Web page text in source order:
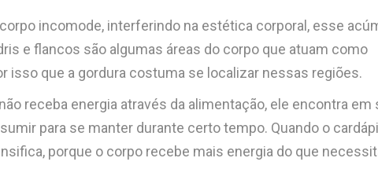
incomode, interferindo na estética corporal, esse
e flancos são algumas áreas do corpo que atuam como
isso que a gordura costuma se localizar nessas regiões.
receba energia através da alimentação, ele encontra em
para se manter durante certo tempo. Quando o
porque o corpo recebe mais energia do que